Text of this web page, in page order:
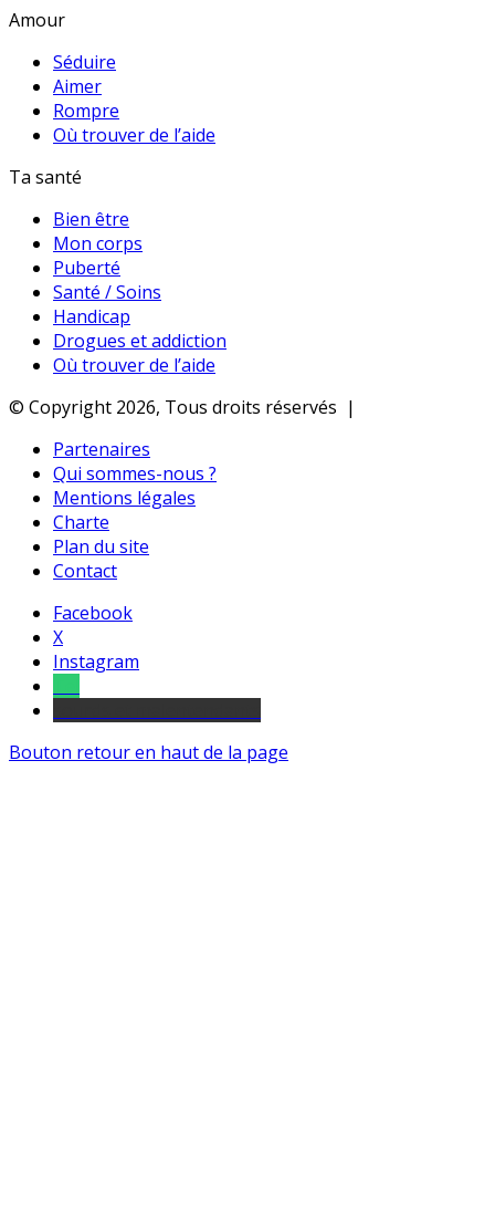
Amour
Séduire
Aimer
Rompre
Où trouver de l’aide
Ta santé
Bien être
Mon corps
Puberté
Santé / Soins
Handicap
Drogues et addiction
Où trouver de l’aide
© Copyright 2026, Tous droits réservés |
Partenaires
Qui sommes-nous ?
Mentions légales
Charte
Plan du site
Contact
Facebook
X
Instagram
Bouton retour en haut de la page